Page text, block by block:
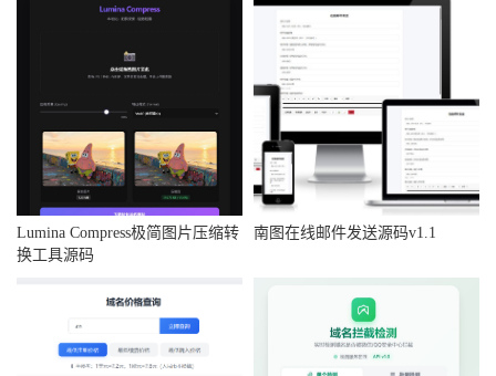
Lumina Compress极简图片压缩转
换工具源码
南图在线邮件发送源码v1.1